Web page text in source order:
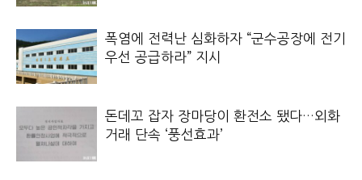
폭염에 전력난 심화하자 “군수공장에 전기
우선 공급하라” 지시
돈데꼬 잡자 장마당이 환전소 됐다…외화
거래 단속 ‘풍선효과’